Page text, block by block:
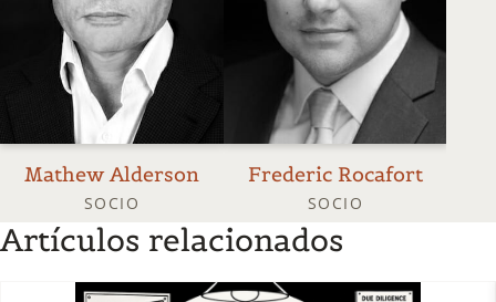
Mathew Alderson
SOCIO
Frederic Rocafort
SOCIO
Artículos relacionados